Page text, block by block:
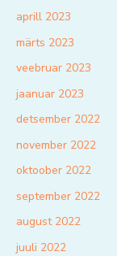
aprill 2023
märts 2023
veebruar 2023
jaanuar 2023
detsember 2022
november 2022
oktoober 2022
september 2022
august 2022
juuli 2022